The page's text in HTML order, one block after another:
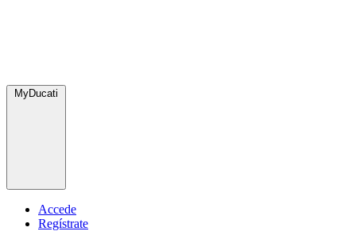
MyDucati
Accede
Regístrate